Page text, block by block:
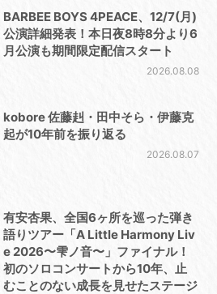
BARBEE BOYS 4PEACE、12/7(月)
公演詳細発表！本日夜8時8分より6
月公演も期間限定配信スタート
2026.08.08
kobore 佐藤赳・田中そら・伊藤克
起が10年前を振り返る
2026.08.07
有安杏果、全国6ヶ所を巡った弾き
語りツアー「A Little Harmony Liv
e 2026〜雫ノ音〜」ファイナル！
初のソロコンサートから10年、止
むことのない成長を見せたステージ